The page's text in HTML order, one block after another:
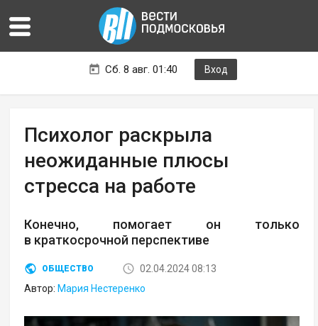
Сб. 8 авг. 01:40 Вход
Психолог раскрыла
неожиданные плюсы
стресса на работе
Конечно, помогает он только
в краткосрочной перспективе
ОБЩЕСТВО
02.04.2024 08:13
Автор: Мария Нестеренко